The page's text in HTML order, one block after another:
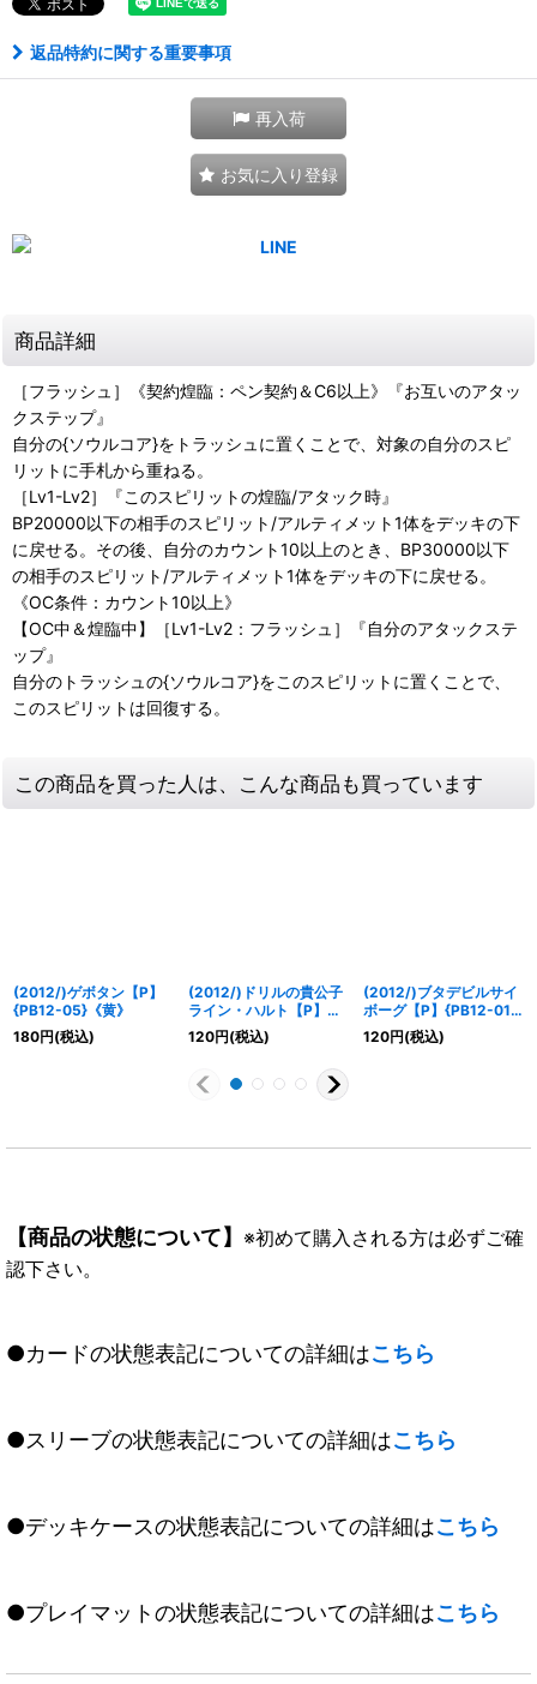
返品特約に関する重要事項
再入荷
お気に入り登録
商品詳細
［フラッシュ］《契約煌臨：ペン契約＆C6以上》『お互いのアタッ
クステップ』
自分の{ソウルコア}をトラッシュに置くことで、対象の自分のスピ
リットに手札から重ねる。
［Lv1-Lv2］『このスピリットの煌臨/アタック時』
BP20000以下の相手のスピリット/アルティメット1体をデッキの下
に戻せる。その後、自分のカウント10以上のとき、BP30000以下
の相手のスピリット/アルティメット1体をデッキの下に戻せる。
《OC条件：カウント10以上》
【OC中＆煌臨中】［Lv1-Lv2：フラッシュ］『自分のアタックステ
ップ』
自分のトラッシュの{ソウルコア}をこのスピリットに置くことで、
このスピリットは回復する。
この商品を買った人は、こんな商品も買っています
(2012/)ゲボタン【P】
{PB12-05}《黄》
180円(税込)
(2012/)ドリルの貴公子
ライン・ハルト【P】
{PB12-02}《緑》
120円(税込)
(2012/)ブタデビルサイ
ボーグ【P】{PB12-01}
《白》
120円(税込)
【商品の状態について】 ※初めて購入される方は必ずご確
認下さい。
●カードの状態表記についての詳細はこちら
●スリーブの状態表記についての詳細はこちら
●デッキケースの状態表記についての詳細はこちら
●プレイマットの状態表記についての詳細はこちら